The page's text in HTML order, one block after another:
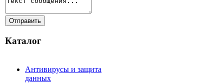
Каталог
Антивирусы и защита
данных